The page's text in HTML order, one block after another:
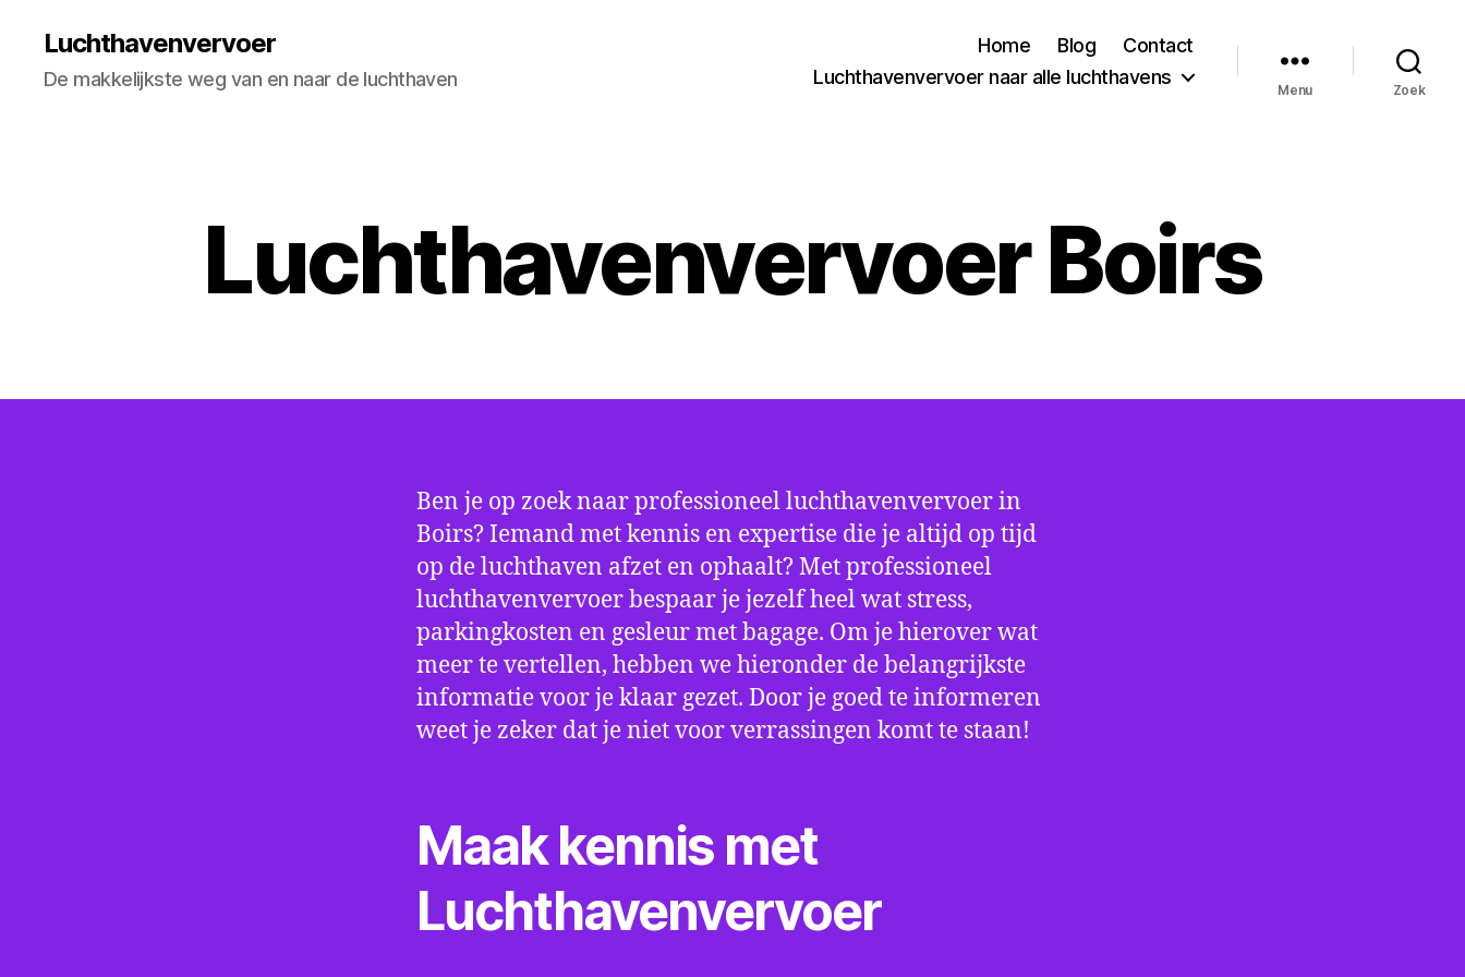
Luchthavenvervoer
De makkelijkste weg van en naar de luchthaven
Home Blog
Contact
Luchthavenvervoer naar alle luchthavens
Menu Zoek
Luchthavenvervoer Boirs
Ben je op zoek naar professioneel luchthavenvervoer in
Boirs? Iemand met kennis en expertise die je altijd op tijd
op de luchthaven afzet en ophaalt? Met professioneel
luchthavenvervoer bespaar je jezelf heel wat stress,
parkingkosten en gesleur met bagage. Om je hierover wat
meer te vertellen, hebben we hieronder de belangrijkste
informatie voor je klaar gezet. Door je goed te informeren
weet je zeker dat je niet voor verrassingen komt te staan!
Maak kennis met
Luchthavenvervoer